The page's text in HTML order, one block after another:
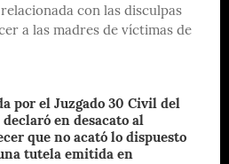
con las disculpas
a las madres de víctimas de
por el Juzgado 30 Civil del
en desacato al
que no acató lo dispuesto
tutela emitida en